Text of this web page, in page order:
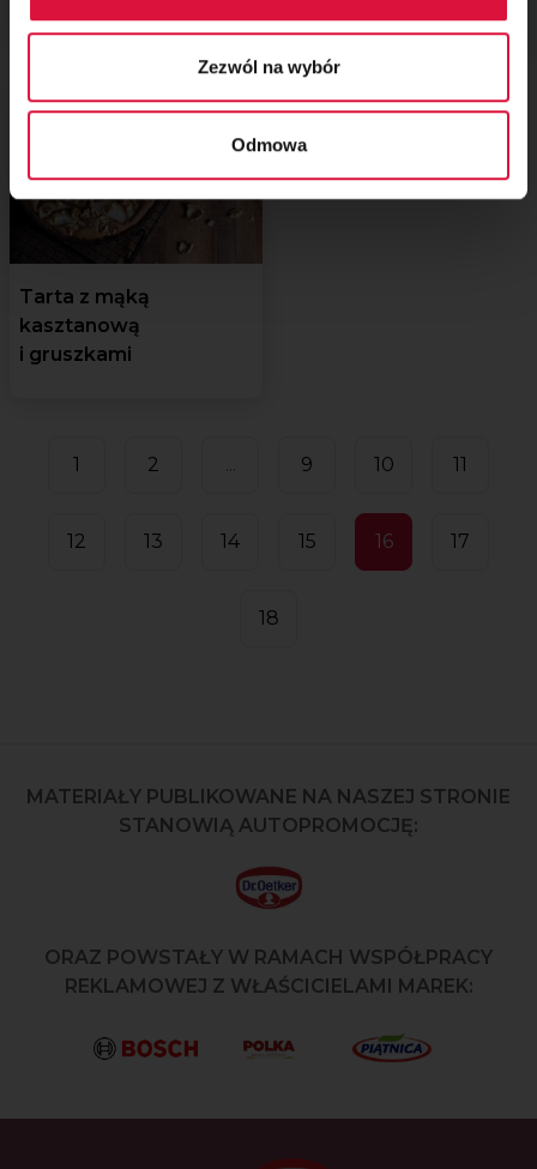
Zezwól na wybór
Odmowa
Tarta z mąką
kasztanową
i gruszkami
1 2 ... 9 10 11
12 13 14 15 16 17
18
MATERIAŁY PUBLIKOWANE NA NASZEJ STRONIE
STANOWIĄ AUTOPROMOCJĘ:
ORAZ POWSTAŁY W RAMACH WSPÓŁPRACY
REKLAMOWEJ Z WŁAŚCICIELAMI MAREK: